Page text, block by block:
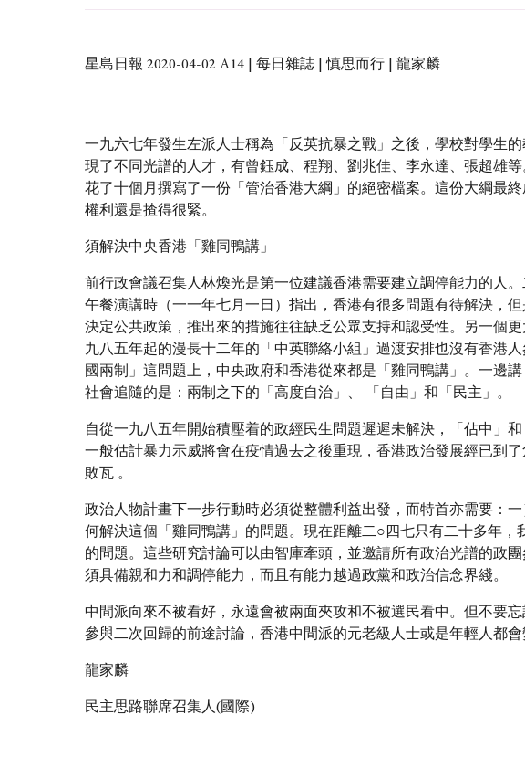
星島日報 2020-04-02 A14 | 每日雜誌 | 慎思而行 | 龍家麟
一九六七年發生左派人士稱為「反英抗暴之戰」之後，學校對學生
現了不同光譜的人才，有曾鈺成、程翔、劉兆佳、李永達、張超雄
花了十個月撰寫了一份「管治香港大綱」的絕密檔案。這份大綱最
權利還是揸得很緊。
須解決中央香港「雞同鴨講」
前行政會議召集人林煥光是第一位建議香港需要建立調停能力的人
午餐演講時（一一年七月一日）指出，香港有很多問題有待解決，
決定公共政策，推出來的措施往往缺乏公眾支持和認受性。另一個
九八五年起的漫長十二年的「中英聯絡小組」過渡安排也沒有香港
國兩制」這問題上，中央政府和香港從來都是「雞同鴨講」。一邊
社會追隨的是：兩制之下的「高度自治」、 「自由」和「民主」。
自從一九八五年開始積壓着的政經民生問題遲遲未解決，「佔中」
一般估計暴力示威將會在疫情過去之後重現，香港政治發展經已到
敗瓦 。
政治人物計畫下一步行動時必須從整體利益出發，而特首亦需要：
何解決這個「雞同鴨講」的問題。現在距離二○四七只有二十多年
的問題。這些研究討論可以由智庫牽頭，並邀請所有政治光譜的政
須具備親和力和調停能力，而且有能力越過政黨和政治信念界綫。
中間派向來不被看好，永遠會被兩面夾攻和不被選民看中。但不要
參與二次回歸的前途討論，香港中間派的元老級人士或是年輕人都會
龍家麟
民主思路聯席召集人(國際)